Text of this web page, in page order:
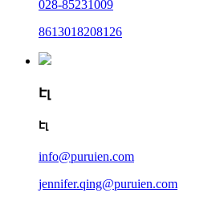
028-85231009
8613018208126
Էլ
Էլ
info@puruien.com
jennifer.qing@puruien.com